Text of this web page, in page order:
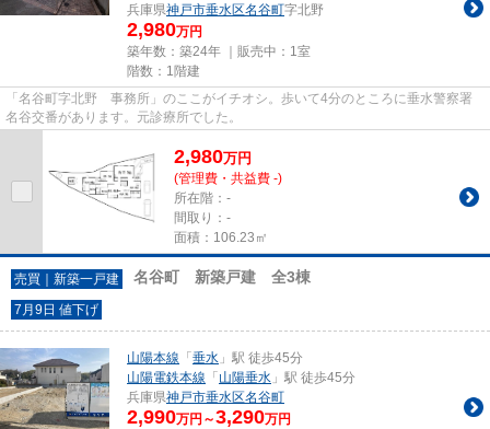
兵庫県神戸市垂水区名谷町字北野
2,980万円
築年数：築24年 ｜販売中： 1室
階数：1階建
「名谷町字北野 事務所」のここがイチオシ。歩いて4分のところに垂水警察署
名谷交番があります。元診療所でした。
2,980万円
(管理費・共益費 -)
所在階：-
間取り：-
面積：106.23㎡
売買｜新築一戸建 名谷町 新築戸建 全3棟
7月9日 値下げ
山陽本線 「 垂水 」駅 徒歩45分
山陽電鉄本線 「 山陽垂水 」駅 徒歩45分
兵庫県神戸市垂水区名谷町
2,990万円～3,290万円